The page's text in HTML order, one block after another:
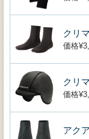
クリ
価格
クリ
価格
アク